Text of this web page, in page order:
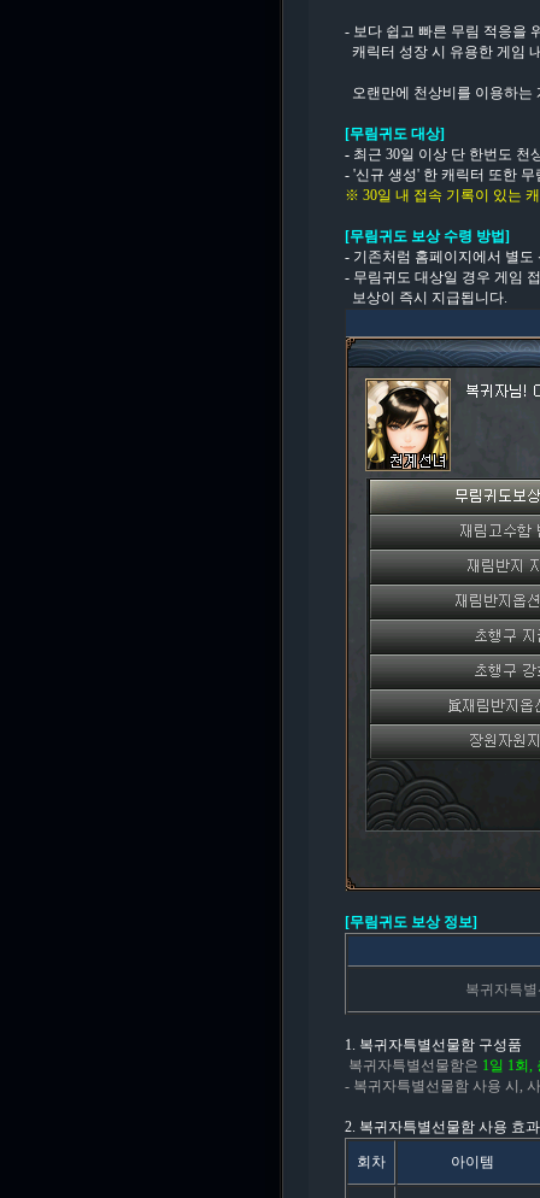
- 보다 쉽고 빠른 무림 적응을
캐릭터 성장 시 유용한 게임
오랜만에 천상비를 이용하는
[무림귀도 대상]
- 최근 30일 이상 단 한번도 천
- '신규 생성' 한 캐릭터 또한
※ 30일 내 접속 기록이 있는
[무림귀도 보상 수령 방법]
- 기존처럼 홈페이지에서 별도
- 무림귀도 대상일 경우 게임
보상이 즉시 지급됩니다.
[무림귀도 보상 정보]
복귀자특
1. 복귀자특별선물함 구성품
복귀자특별선물함은 1일 1회,
- 복귀자특별선물함 사용 시,
2. 복귀자특별선물함 사용 효과
회차 아이템